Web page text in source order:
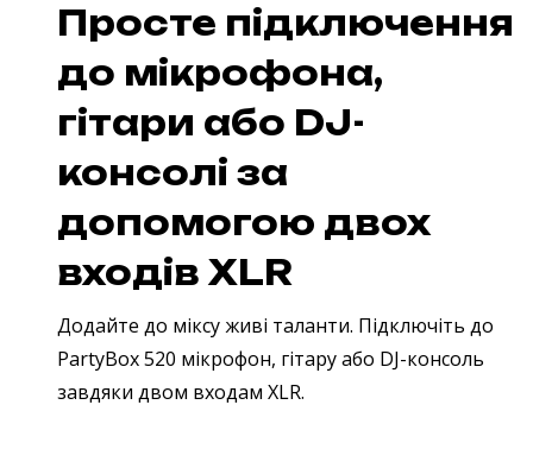
Просте підключення
до мікрофона,
гітари або DJ-
консолі за
допомогою двох
входів XLR
Додайте до міксу живі таланти. Підключіть до
PartyBox 520 мікрофон, гітару або DJ-консоль
завдяки двом входам XLR.